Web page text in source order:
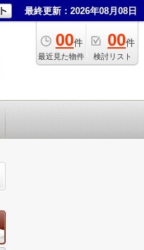
最終更新：2026年08月08日
00件
最近見た物件
00件
検討リスト